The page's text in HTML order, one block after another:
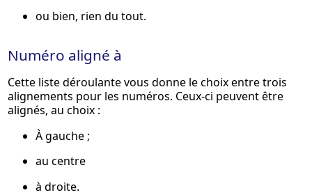
ou bien, rien du tout.
Numéro aligné à
Cette liste déroulante vous donne le choix entre trois
alignements pour les numéros. Ceux-ci peuvent être
alignés, au choix :
À gauche ;
au centre
à droite.